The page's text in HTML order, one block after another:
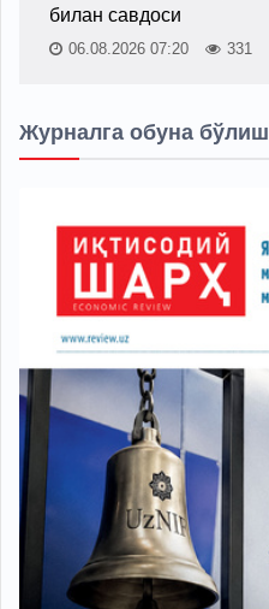
билан савдоси
06.08.2026 07:20 331
Журналга обуна бўлиш